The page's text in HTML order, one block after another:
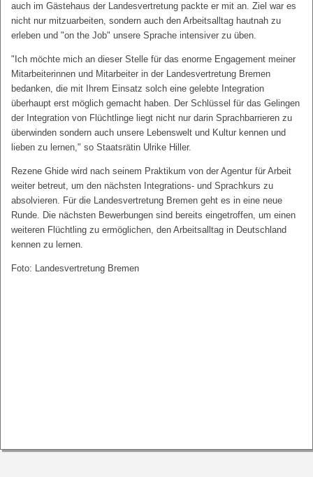
auch im Gästehaus der Landesvertretung packte er mit an. Ziel war es
nicht nur mitzuarbeiten, sondern auch den Arbeitsalltag hautnah zu
erleben und "on the Job" unsere Sprache intensiver zu üben.
"Ich möchte mich an dieser Stelle für das enorme Engagement meiner
Mitarbeiterinnen und Mitarbeiter in der Landesvertretung Bremen
bedanken, die mit Ihrem Einsatz solch eine gelebte Integration
überhaupt erst möglich gemacht haben. Der Schlüssel für das Gelingen
der Integration von Flüchtlinge liegt nicht nur darin Sprachbarrieren zu
überwinden sondern auch unsere Lebenswelt und Kultur kennen und
lieben zu lernen," so Staatsrätin Ulrike Hiller.
Rezene Ghide wird nach seinem Praktikum von der Agentur für Arbeit
weiter betreut, um den nächsten Integrations- und Sprachkurs zu
absolvieren. Für die Landesvertretung Bremen geht es in eine neue
Runde. Die nächsten Bewerbungen sind bereits eingetroffen, um einen
weiteren Flüchtling zu ermöglichen, den Arbeitsalltag in Deutschland
kennen zu lernen.
Foto: Landesvertretung Bremen